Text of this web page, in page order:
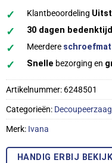
✓ Klantbeoordeling
✓ 30 dagen bedenktijd
✓ Meerdere
✓ Snelle bezorging en
Artikelnummer: 6248501
Categorieën:
Merk: Ivana
HANDIG ERBIJ